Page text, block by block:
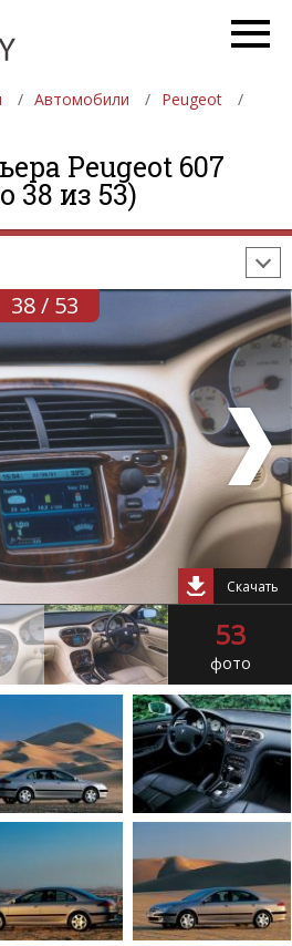
Автомобили
Peugeot
Peugeot 607
38 из 53)
АВТОМОБИЛИ
ДЕВУШКИ
1
38 / 53
Скачать
53
фото